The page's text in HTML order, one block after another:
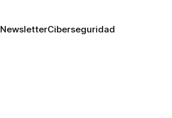
NewsletterCiberseguridad